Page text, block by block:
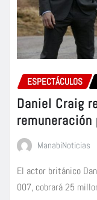
ESPECTÁCULOS
Daniel Craig
remuneración
ManabiNoticias
El actor británico
007, cobrará 25